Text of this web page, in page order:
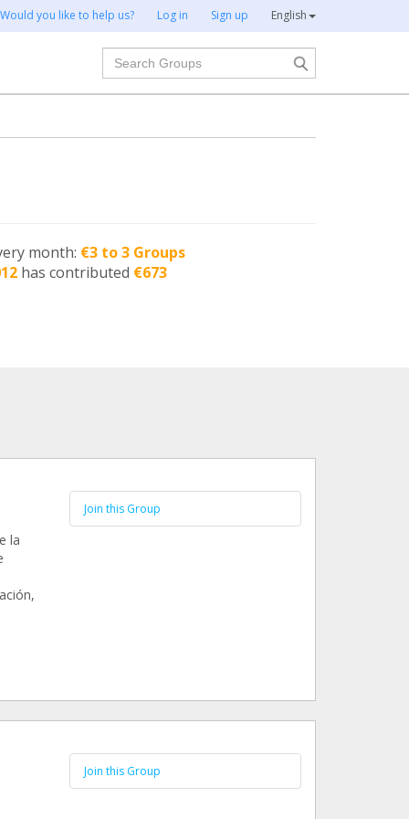
Would you like to help us? Log in Sign up English
Search
month: €3 to 3 Groups
has contributed €673
la
Join this Group
Join this Group